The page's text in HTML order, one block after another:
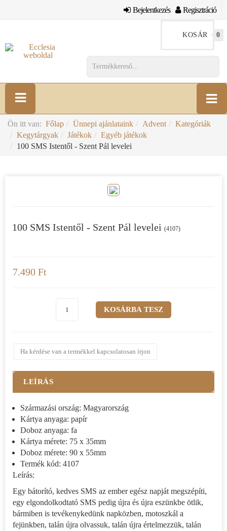
Bejelentkezés Regisztráció
KOSÁR 0
Ön itt van: Főlap Ünnepi ajánlataink Advent
Kategóriák
Kegytárgyak
Játékok
Egyéb játékok
100 SMS Istentől - Szent Pál levelei
100 SMS Istentől - Szent Pál levelei (4107)
7.490 Ft
Ha kérdése van a termékkel kapcsolatosan írjon
LEÍRÁS
Származási ország: Magyarország
Kártya anyaga: papír
Doboz anyaga: fa
Kártya mérete: 75 x 35mm
Doboz mérete: 90 x 55mm
Termék kód: 4107
Leírás:
Egy bátorító, kedves SMS az ember egész napját megszépíti,
egy elgondolkodtató SMS pedig újra és újra eszünkbe ötlik,
bármiben is tevékenykedünk napközben, motoszkál a
fejünkben, talán újra olvassuk, talán újra értelmezzük, talán